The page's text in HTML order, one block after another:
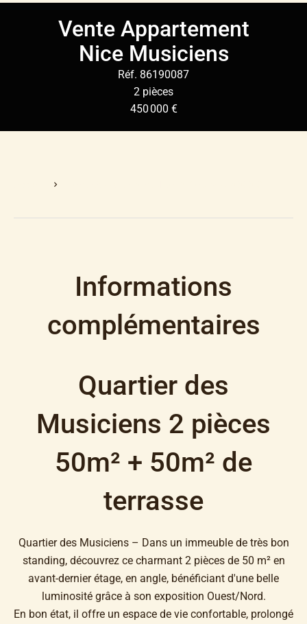
Vente Appartement
Nice Musiciens
Réf. 86190087
2 pièces
450 000 €
Informations
complémentaires
Quartier des
Musiciens 2 pièces
50m² + 50m² de
terrasse
Quartier des Musiciens – Dans un immeuble de très bon
standing, découvrez ce charmant 2 pièces de 50 m² en
avant-dernier étage, en angle, bénéficiant d'une belle
luminosité grâce à son exposition Ouest/Nord.
En bon état, il offre un espace de vie confortable, prolongé